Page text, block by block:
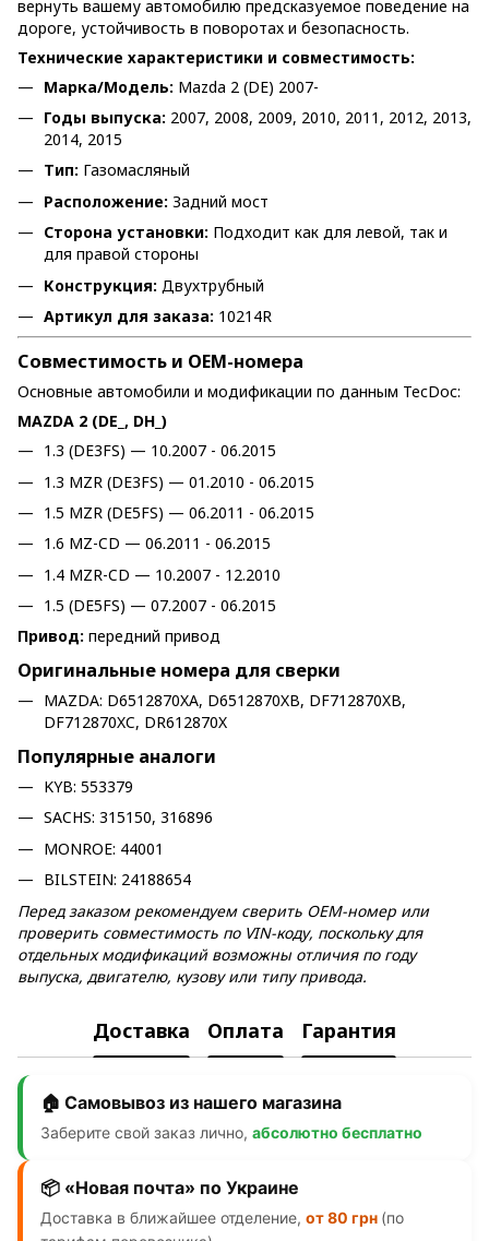
вернуть вашему автомобилю предсказуемое поведение на
дороге, устойчивость в поворотах и безопасность.
Технические характеристики и совместимость:
Марка/Модель: Mazda 2 (DE) 2007-
Годы выпуска: 2007, 2008, 2009, 2010, 2011, 2012, 2013,
2014, 2015
Тип: Газомасляный
Расположение: Задний мост
Сторона установки: Подходит как для левой, так и
для правой стороны
Конструкция: Двухтрубный
Артикул для заказа: 10214R
Совместимость и OEM-номера
Основные автомобили и модификации по данным TecDoc:
MAZDA 2 (DE_, DH_)
1.3 (DE3FS) — 10.2007 - 06.2015
1.3 MZR (DE3FS) — 01.2010 - 06.2015
1.5 MZR (DE5FS) — 06.2011 - 06.2015
1.6 MZ-CD — 06.2011 - 06.2015
1.4 MZR-CD — 10.2007 - 12.2010
1.5 (DE5FS) — 07.2007 - 06.2015
Привод: передний привод
Оригинальные номера для сверки
MAZDA: D6512870XA, D6512870XB, DF712870XB,
DF712870XC, DR612870X
Популярные аналоги
KYB: 553379
SACHS: 315150, 316896
MONROE: 44001
BILSTEIN: 24188654
Перед заказом рекомендуем сверить OEM-номер или
проверить совместимость по VIN-коду, поскольку для
отдельных модификаций возможны отличия по году
выпуска, двигателю, кузову или типу привода.
Доставка Оплата Гарантия
🏠 Самовывоз из нашего магазина
Заберите свой заказ лично, абсолютно бесплатно
📦 «Новая почта» по Украине
Доставка в ближайшее отделение, от 80 грн (по